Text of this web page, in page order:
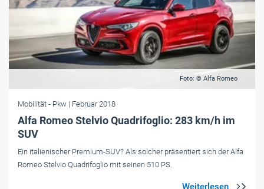
Foto: © Alfa Romeo
Mobilität - Pkw | Februar 2018
Alfa Romeo Stelvio Quadrifoglio: 283 km/h im
SUV
Ein italienischer Premium-SUV? Als solcher präsentiert sich der Alfa
Romeo Stelvio Quadrifoglio mit seinen 510 PS.